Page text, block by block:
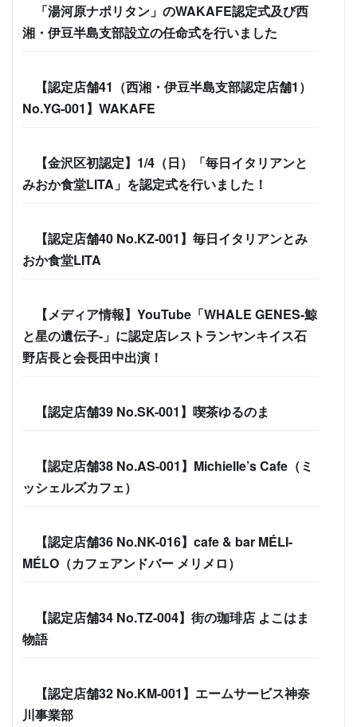
「湯河原ナポリタン」のWAKAFE認定式及び西
湘・伊豆半島支部設立の任命式を行いました
【認定店舗41（西湘・伊豆半島支部認定店舗1）
No.YG-001】WAKAFE
【金沢区初認定】1/4（日）「毎日イタリアンと
みおか食堂LITA」を認定式を行いました！
【認定店舗40 No.KZ-001】毎日イタリアンとみ
おか食堂LITA
【メディア情報】YouTube「WHALE GENES-鯨
と星の遺伝子-」に認定店レストランヤンキイス石
野店長と会長田中出演！
【認定店舗39 No.SK-001】喫茶ゆるのま
【認定店舗38 No.AS-001】Michielle’s Cafe（ミ
ッシェルズカフェ）
【認定店舗36 No.NK-016】cafe & bar MÉLI-
MÉLO（カフェアンドバー メリメロ）
【認定店舗34 No.TZ-004】街の珈琲店 よこはま
物語
【認定店舗32 No.KM-001】エームサービス神奈
川事業部